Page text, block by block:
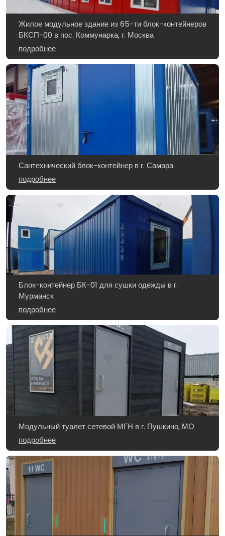
Жилое модульное здание из 65-ти блок-контейнеров
БКСП-00 в пос. Коммунарка, г. Москва
подробнее
Сантехнический блок-контейнер в г. Самара
подробнее
Блок-контейнер БК-01 для сушки одежды в г.
Мурманск
подробнее
Модульный туалет сетевой МГН в г. Пушкино, МО
подробнее